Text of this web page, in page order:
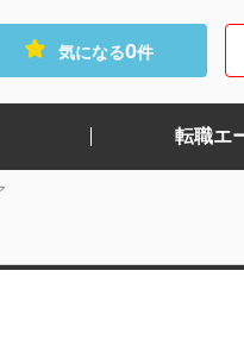
気になる0件
転職エ